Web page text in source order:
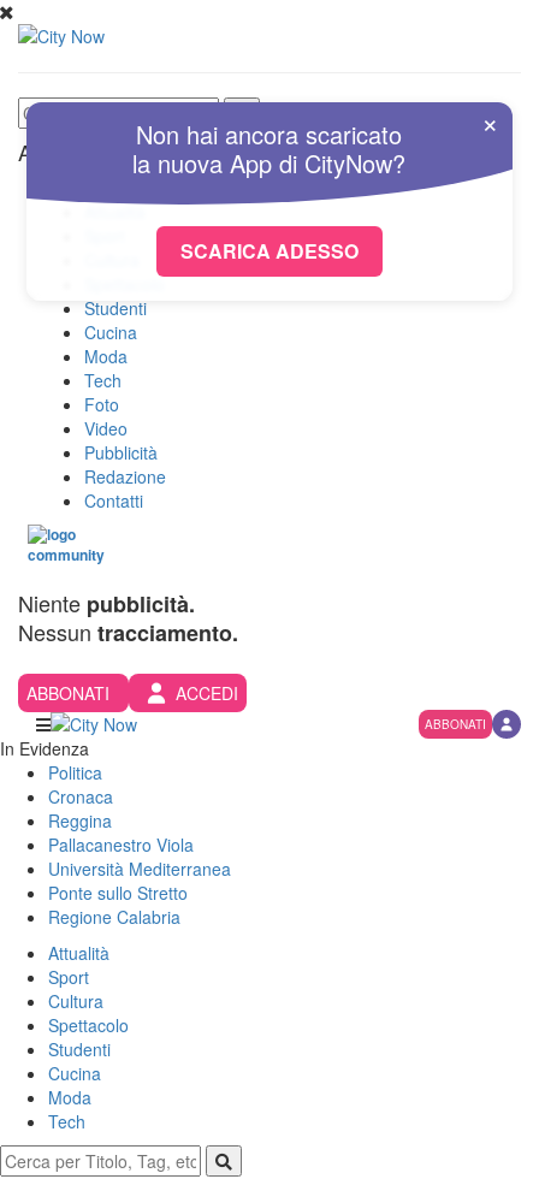
Altre Sezioni
Attualità
Spettacolo
Studenti
Cucina
Moda
Tech
Foto
Video
Pubblicità
Redazione
Contatti
Niente pubblicità.
Nessun tracciamento.
ABBONATI ACCEDI
ABBONATI
In Evidenza
Politica
Cronaca
Reggina
Pallacanestro Viola
Università Mediterranea
Ponte sullo Stretto
Regione Calabria
Attualità
Sport
Cultura
Spettacolo
Studenti
Cucina
Moda
Tech
×
Non hai ancora scaricato
la nuovaApp di CityNow?
SCARICA ADESSO